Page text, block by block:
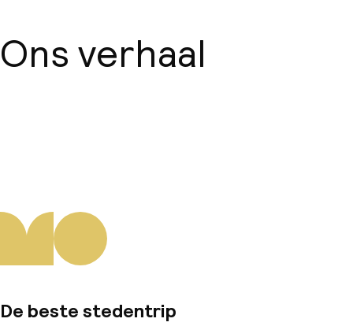
Ons verhaal
De beste stedentrip